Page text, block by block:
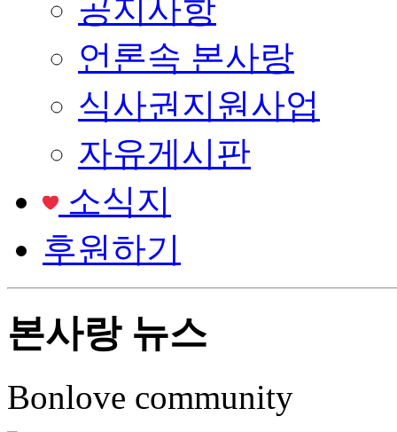
공지사항
언론속 본사랑
식사권지원사업
자유게시판
소식지
후원하기
본사랑 뉴스
Bonlove community